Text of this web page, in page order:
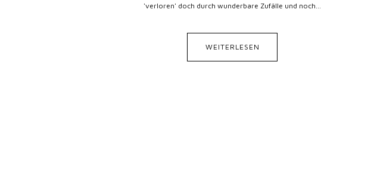
'verloren' doch durch wunderbare Zufälle und noch...
WEITERLESEN